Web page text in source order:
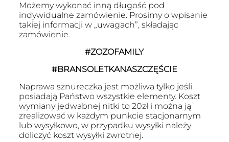
Możemy wykonać inną długość pod
indywidualne zamówienie. Prosimy o wpisanie
takiej informacji w „uwagach”, składając
zamówienie.
#ZOZOFAMILY
#BRANSOLETKANASZCZĘŚCIE
Naprawa sznureczka jest możliwa tylko jeśli
posiadają Państwo wszystkie elementy. Koszt
wymiany jedwabnej nitki to 20zł i można ją
zrealizować w każdym punkcie stacjonarnym
lub wysyłkowo, w przypadku wysyłki należy
doliczyć koszt wysyłki zwrotnej.